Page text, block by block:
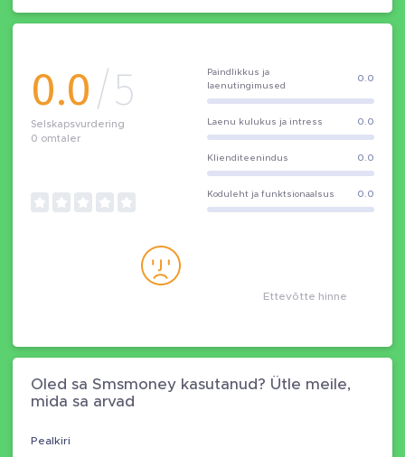
0.0/5
Selskapsvurdering
0 omtaler
Paindlikkus ja
laenutingimused
0.0
Laenu kulukus ja intress 0.0
Klienditeenindus 0.0
Koduleht ja funktsionaalsus 0.0
Ettevõtte hinne
Oled sa Smsmoney kasutanud? Ütle meile,
mida sa arvad
Pealkiri